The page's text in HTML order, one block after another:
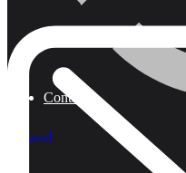
Contacto
Viewed